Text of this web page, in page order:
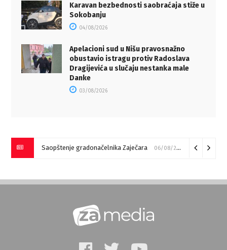
Karavan bezbednosti saobraćaja stiže u
Sokobanju
04/08/2026
Apelacioni sud u Nišu pravosnažno
obustavio istragu protiv Radoslava
Dragijevića u slučaju nestanka male
Danke
03/08/2026
Saopštenje gradonačelnika Zaječara 06/08/2026